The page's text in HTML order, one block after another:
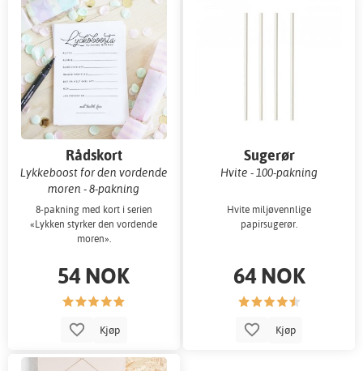
Rådskort
Lykkeboost for den vordende
moren - 8-pakning
8-pakning med kort i serien
«Lykken styrker den vordende
moren».
54 NOK
Kjøp
Sugerør
Hvite - 100-pakning
Hvite miljøvennlige
papirsugerør.
64 NOK
Kjøp